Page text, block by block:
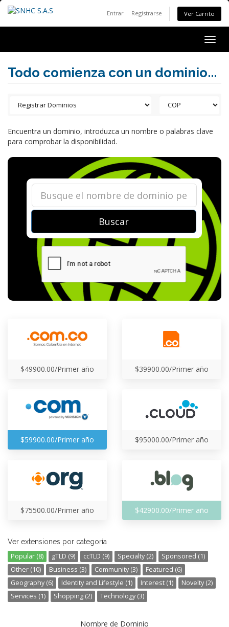
Entrar Registrarse Ver Carrito
Todo comienza con un dominio...
Encuentra un dominio, introduzca un nombre o palabras clave
para comprobar la disponibilidad.
Buscar
$49900.00/Primer año $39900.00/Primer año
$59900.00/Primer año $95000.00/Primer año
$75500.00/Primer año $42900.00/Primer año
Ver extensiones por categoría
Popular (8) gTLD (9) ccTLD (9) Specialty (2)
Sponsored (1)
Other (10)
Business (3) Community (3)
Featured (6)
Geography (6)
Identity and Lifestyle (1) Interest (1)
Novelty (2)
Services (1)
Shopping (2) Technology (3)
Nombre de Dominio